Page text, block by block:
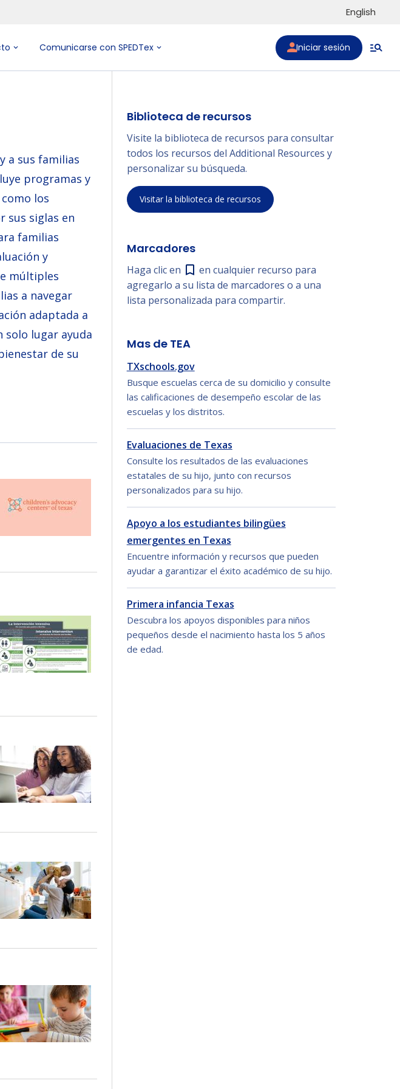
English
Comunicarse con SPEDTex Iniciar sesión
a sus familias
programas y
los
sus siglas en
familias
y
múltiples
a navegar
adaptada a
solo lugar ayuda
de su
list
list
list
list
list
Biblioteca de recursos
Visite la biblioteca de recursos para consultar
todos los recursos del Additional Resources y
personalizar su búsqueda.
Visitar la biblioteca de recursos
Marcadores
Haga clic en
en cualquier recurso para
agregarlo a su lista de marcadores o a una
lista personalizada para compartir.
Mas de TEA
TXschools.gov
Busque escuelas cerca de su domicilio y consulte
las calificaciones de desempeño escolar de las
escuelas y los distritos.
Evaluaciones de Texas
Consulte los resultados de las evaluaciones
estatales de su hijo, junto con recursos
personalizados para su hijo.
Apoyo a los estudiantes bilingües
emergentes en Texas
Encuentre información y recursos que pueden
ayudar a garantizar el éxito académico de su hijo.
Primera infancia Texas
Descubra los apoyos disponibles para niños
pequeños desde el nacimiento hasta los 5 años
de edad.